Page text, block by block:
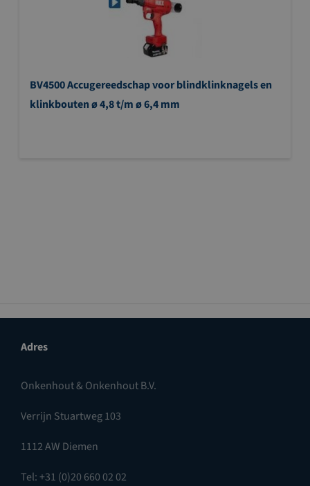
BV4500 Accugereedschap voor blindklinknagels en
klinkbouten ø 4,8 t/m ø 6,4 mm
Adres
Onkenhout & Onkenhout B.V.
Verrijn Stuartweg 103
1112 AW Diemen
Tel: +31 (0)20 660 02 02